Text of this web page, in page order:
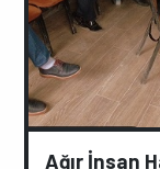
Ağır İnsan